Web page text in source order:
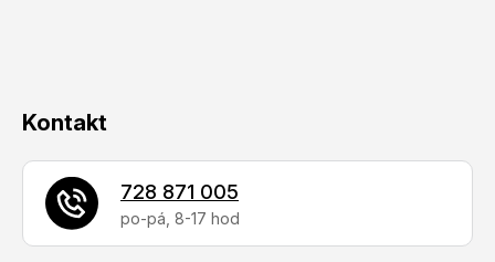
Kontakt
728 871 005